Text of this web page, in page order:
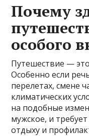
Почему
особого
Путешествие — это
Особенно если
перелетах, смене
климатических
на подобные
мужское, и
отдыху и